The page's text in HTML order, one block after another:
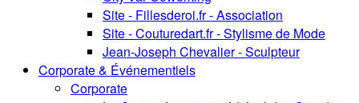
Site - Fillesderoi.fr - Association
Site - Couturedart.fr - Stylisme de Mode
Jean-Joseph Chevalier - Sculpteur
Corporate & Événementiels
Corporate